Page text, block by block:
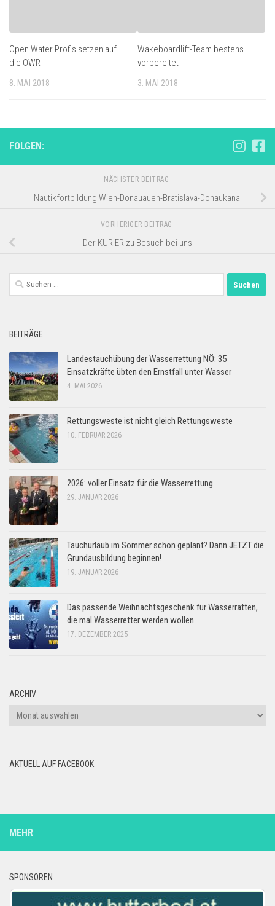
Open Water Profis setzen auf
die ÖWR
8. MAI 2018
Wakeboardlift-Team bestens
vorbereitet
3. MAI 2018
FOLGEN:
NÄCHSTER BEITRAG
Nautikfortbildung Wien-Donauauen-Bratislava-Donaukanal
VORHERIGER BEITRAG
Der KURIER zu Besuch bei uns
Suchen
nach:
BEITRÄGE
Landestauchübung der Wasserrettung NÖ: 35
Einsatzkräfte übten den Ernstfall unter Wasser
4. MAI 2026
Rettungsweste ist nicht gleich Rettungsweste
10. FEBRUAR 2026
2026: voller Einsatz für die Wasserrettung
29. JANUAR 2026
Tauchurlaub im Sommer schon geplant? Dann JETZT die
Grundausbildung beginnen!
19. JANUAR 2026
Das passende Weihnachtsgeschenk für Wasserratten,
die mal Wasserretter werden wollen
17. DEZEMBER 2025
ARCHIV
Archiv
AKTUELL AUF FACEBOOK
MEHR
SPONSOREN